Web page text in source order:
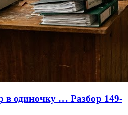
в одиночку … Разбор 149-